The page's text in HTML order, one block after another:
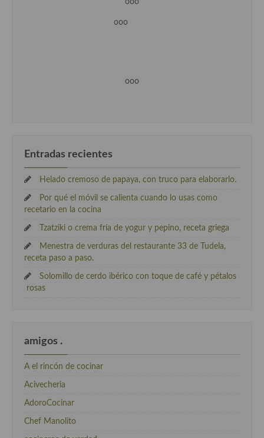
ooo
ooo
ooo
Entradas recientes
Helado cremoso de papaya, con truco para elaborarlo.
Por qué el móvil se calienta cuando lo usas como
recetario en la cocina
Tzatziki o crema fría de yogur y pepino, receta griega
Menestra de verduras del restaurante 33 de Tudela,
receta paso a paso.
Solomillo de cerdo ibérico con toque de café y pétalos
rosas
amigos .
A el rincón de cocinar
Acivecheria
AdoroCocinar
Chef Manolito